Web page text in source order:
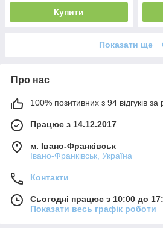
Купити
Показати ще
Про нас
100% позитивних з 94 відгуків за
Працює з 14.12.2017
м. Івано-Франківськ
Івано-Франківськ, Україна
Контакти
Сьогодні працює з 10:00 до
Показати весь графік роботи